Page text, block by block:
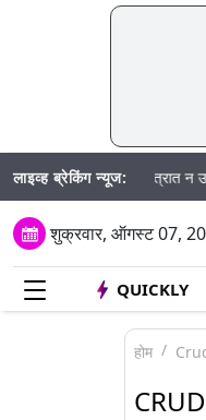
लाइव्ह ब्रेकिंग न्यूज:नदीपात्रात न उतरण्याचे
शुक्रवार, ऑगस्ट 07,
QUICKLY
होम